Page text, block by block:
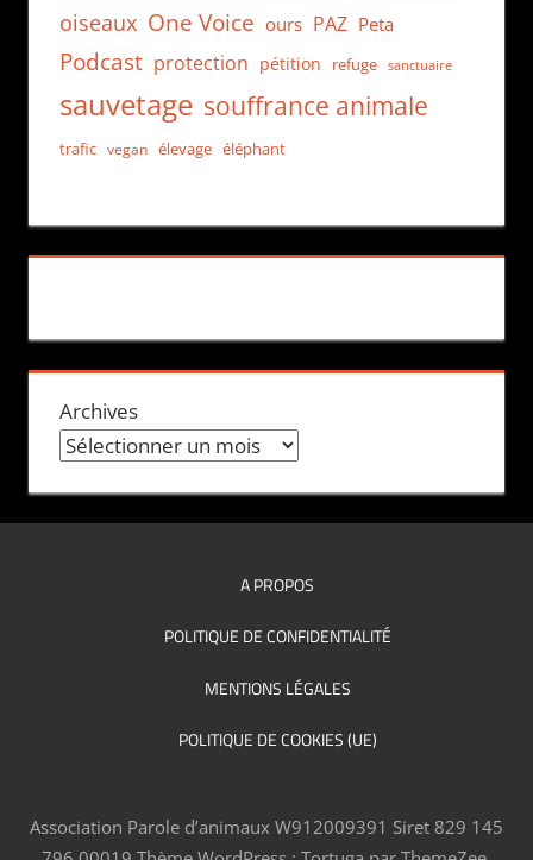
oiseaux One Voice ours PAZ Peta
Podcast protection pétition refuge sanctuaire
sauvetage souffrance animale
trafic vegan élevage éléphant
Archives
A PROPOS
POLITIQUE DE CONFIDENTIALITÉ
MENTIONS LÉGALES
POLITIQUE DE COOKIES (UE)
Association Parole d’animaux W912009391 Siret 829 145